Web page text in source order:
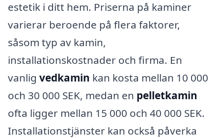
estetik i ditt hem. Priserna på kaminer
varierar beroende på flera faktorer,
såsom typ av kamin,
installationskostnader och firma. En
vanlig vedkamin kan kosta mellan 10 000
och 30 000 SEK, medan en pelletkamin
ofta ligger mellan 15 000 och 40 000 SEK.
Installationstjänster kan också påverka